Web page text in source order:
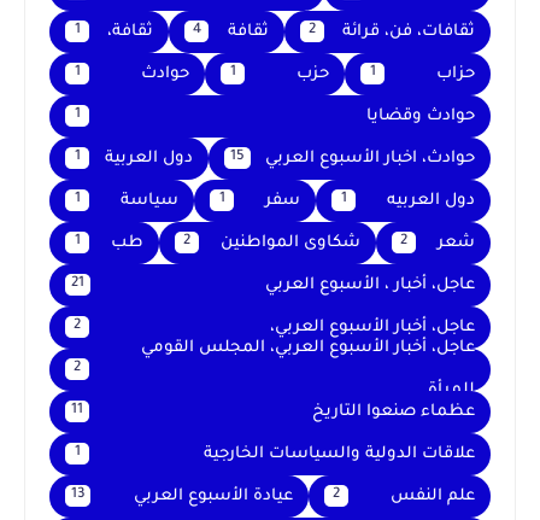
ثقافات، فن، قرائة 2 ثقافة 4 ثقافة، 1
حزاب 1 حزب 1 حوادث 1
حوادث وقضايا 1
حوادث، اخبار الأسبوع العربي 15 دول العربية 1
دول العربيه 1 سفر 1 سياسة 1
شعر 2 شكاوى المواطنين 2 طب 1
عاجل، أخبار ، الأسبوع العربي 21
عاجل، أخبار الأسبوع العربي، 2
عاجل، أخبار الأسبوع العربي، المجلس القومي
للمرأة
2
عظماء صنعوا التاريخ 11
علاقات الدولية والسياسات الخارجية 1
علم النفس 2 عيادة الأسبوع العربي 13